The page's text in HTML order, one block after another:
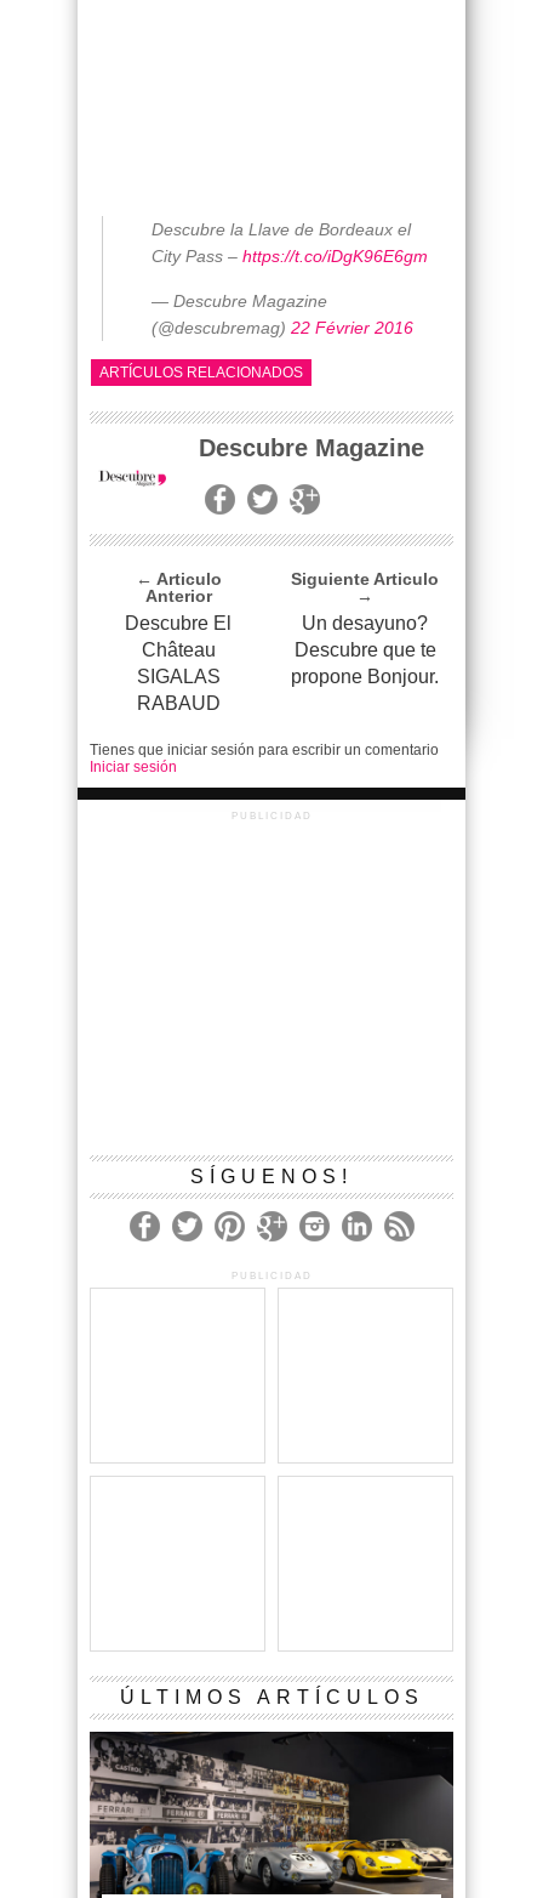
Descubre la Llave de Bordeaux el
City Pass – https://t.co/iDgK96E6gm
— Descubre Magazine
(@descubremag) 22 Février 2016
ARTÍCULOS RELACIONADOS
Descubre Magazine
← Articulo
Anterior
Descubre El
Château
SIGALAS
RABAUD
Siguiente Articulo
→
Un desayuno?
Descubre que te
propone Bonjour.
Tienes que iniciar sesión para escribir un comentario
Iniciar sesión
PUBLICIDAD
SÍGUENOS!
PUBLICIDAD
ÚLTIMOS ARTÍCULOS